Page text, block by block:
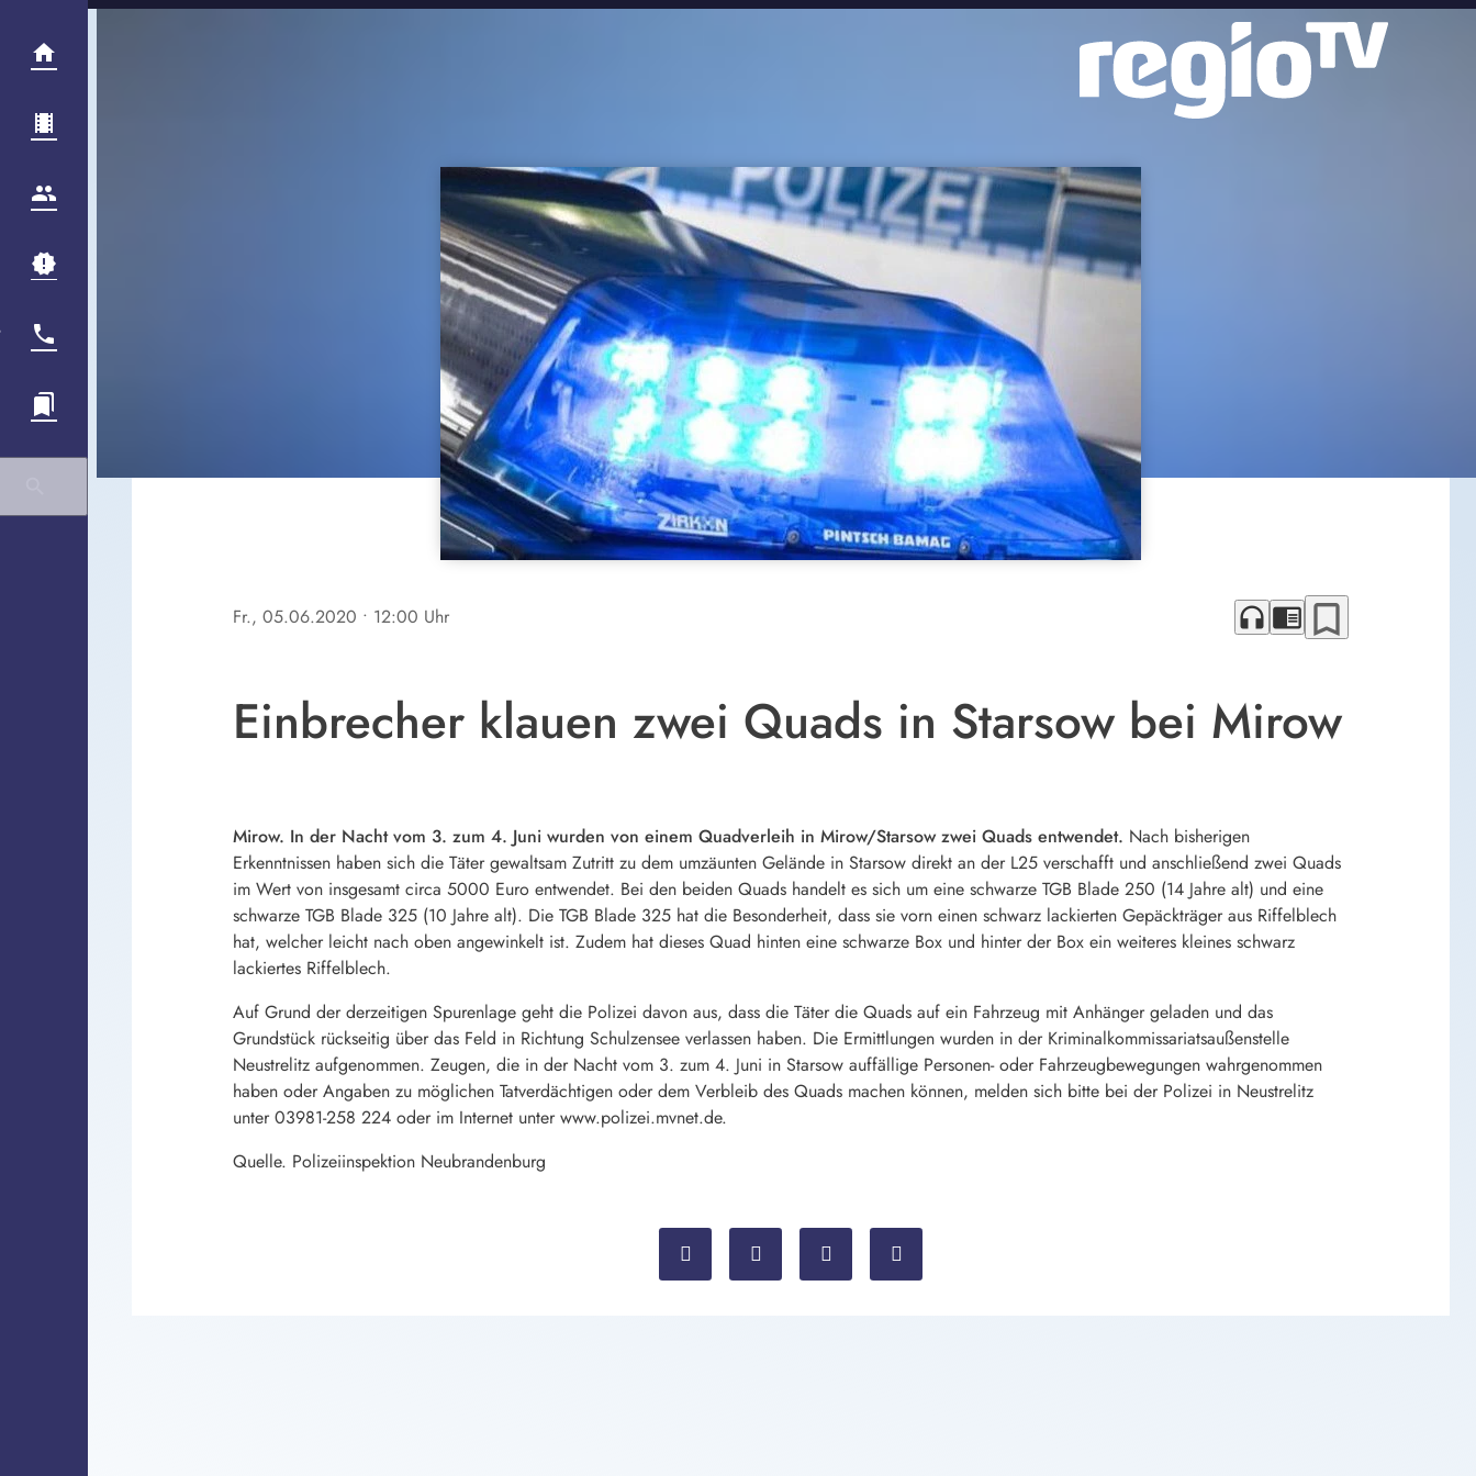
Fr., 05.06.2020 • 12:00 Uhr headphones chrome_reader_mode bookmark_border
Einbrecher klauen zwei Quads in Starsow bei Mirow
Mirow. In der Nacht vom 3. zum 4. Juni wurden von einem Quadverleih in Mirow/Starsow zwei Quads entwendet. Nach bisherigen
Erkenntnissen haben sich die Täter gewaltsam Zutritt zu dem umzäunten Gelände in Starsow direkt an der L25 verschafft und anschließend zwei Quads
im Wert von insgesamt circa 5000 Euro entwendet. Bei den beiden Quads handelt es sich um eine schwarze TGB Blade 250 (14 Jahre alt) und eine
schwarze TGB Blade 325 (10 Jahre alt). Die TGB Blade 325 hat die Besonderheit, dass sie vorn einen schwarz lackierten Gepäckträger aus Riffelblech
hat, welcher leicht nach oben angewinkelt ist. Zudem hat dieses Quad hinten eine schwarze Box und hinter der Box ein weiteres kleines schwarz
lackiertes Riffelblech.
Auf Grund der derzeitigen Spurenlage geht die Polizei davon aus, dass die Täter die Quads auf ein Fahrzeug mit Anhänger geladen und das
Grundstück rückseitig über das Feld in Richtung Schulzensee verlassen haben. Die Ermittlungen wurden in der Kriminalkommissariatsaußenstelle
Neustrelitz aufgenommen. Zeugen, die in der Nacht vom 3. zum 4. Juni in Starsow auffällige Personen- oder Fahrzeugbewegungen wahrgenommen
haben oder Angaben zu möglichen Tatverdächtigen oder dem Verbleib des Quads machen können, melden sich bitte bei der Polizei in Neustrelitz
unter 03981-258 224 oder im Internet unter www.polizei.mvnet.de.
Quelle. Polizeiinspektion Neubrandenburg